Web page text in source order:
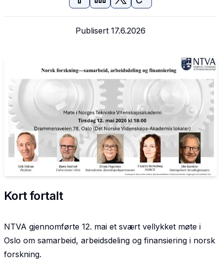
Publisert 17.6.2026
Kort fortalt
NTVA gjennomførte 12. mai et svært vellykket møte i
Oslo om samarbeid, arbeidsdeling og finansiering i norsk
forskning.